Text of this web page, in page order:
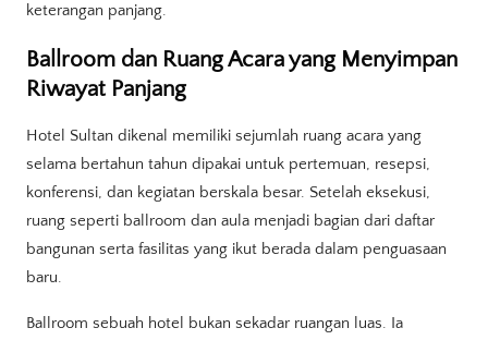
keterangan panjang.
Ballroom dan Ruang Acara yang Menyimpan
Riwayat Panjang
Hotel Sultan dikenal memiliki sejumlah ruang acara yang
selama bertahun tahun dipakai untuk pertemuan, resepsi,
konferensi, dan kegiatan berskala besar. Setelah eksekusi,
ruang seperti ballroom dan aula menjadi bagian dari daftar
bangunan serta fasilitas yang ikut berada dalam penguasaan
baru.
Ballroom sebuah hotel bukan sekadar ruangan luas. Ia